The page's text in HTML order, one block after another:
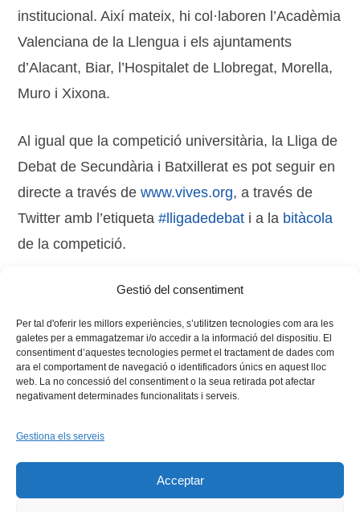
Gestió del consentiment
Per tal d'oferir les millors experiències, s’utilitzen tecnologies com ara les
galetes per a emmagatzemar i/o accedir a la informació del dispositiu. El
consentiment d’aquestes tecnologies permet el tractament de dades com
ara el comportament de navegació o identificadors únics en aquest lloc
web. La no concessió del consentiment o la seua retirada pot afectar
negativament determinades funcionalitats i serveis.
Gestiona els serveis
Acceptar
institucional. Així mateix, hi col·laboren l’Acadèmia
Valenciana de la Llengua i els ajuntaments
d’Alacant, Biar, l’Hospitalet de Llobregat, Morella,
Muro i Xixona.
Al igual que la competició universitària, la Lliga de
Debat de Secundària i Batxillerat es pot seguir en
directe a través dewww.vives.org, a través de
Twitter amb l’etiqueta#lligadedebat i a la bitàcola
de la competició.
Lliga de Debat,udg,UPF
Instagram
Flickr
INICI QUI SOM
PROGRAMES